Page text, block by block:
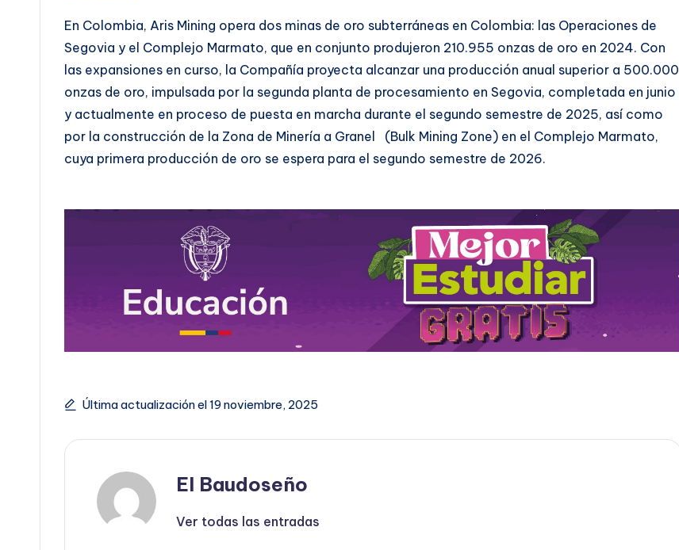
En Colombia, Aris Mining opera dos minas de oro subterráneas en Colombia: las Operaciones de
Segovia y el Complejo Marmato, que en conjunto produjeron 210.955 onzas de oro en 2024. Con
las expansiones en curso, la Compañía proyecta alcanzar una producción anual superior a 500.000
onzas de oro, impulsada por la segunda planta de procesamiento en Segovia, completada en junio
y actualmente en proceso de puesta en marcha durante el segundo semestre de 2025, así como
por la construcción de la Zona de Minería a Granel (Bulk Mining Zone) en el Complejo Marmato,
cuya primera producción de oro se espera para el segundo semestre de 2026.
Última actualización el 19 noviembre, 2025
El Baudoseño
Ver todas las entradas